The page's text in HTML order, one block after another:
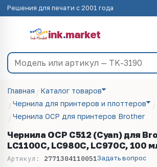
Решения для печати с 2001 года
ink.market
Главная
Каталог товаров
Чернила для принтеров и плоттеров
Чернила OCP для принтеров Brother
Чернила OCP С512 (Cyan) для
LC1100C, LC980C, LC970C, 100
Артикул: 2771304110051Задать вопрос